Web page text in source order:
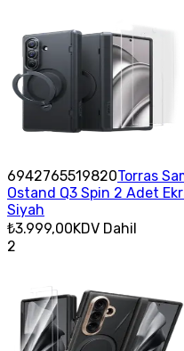
6942765519820Torras
Ostand Q3 Spin 2 Adet
Siyah
₺3.999,00KDV Dahil
2